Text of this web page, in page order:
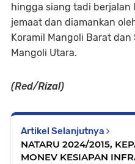
hingga siang tadi berjalan
jemaat dan diamankan
Koramil Mangoli Barat dan
Mangoli Utara.
(Red/Rizal)
Artikel Selanjutnya
NATARU 2024/2015,
MONEV KESIAPAN